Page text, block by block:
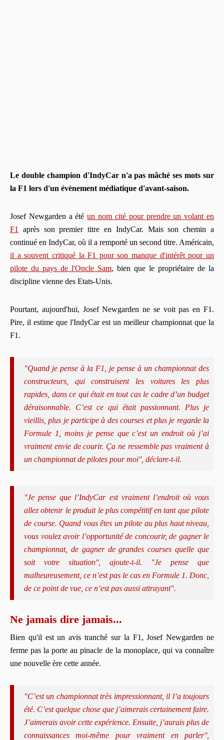
Le double champion d'IndyCar n'a pas mâché ses mots sur
la F1 lors d'un évènement médiatique d'avant-saison.
Josef Newgarden a étéun nom cité pour prendre un volant en
F1
après son premier titre en IndyCar. Mais son chemin a
continué en IndyCar, où il a remporté un second titre. Américain,
il a souvent critiqué la F1 pour son manque d'intérêt pour un
pilote du pays de l'Oncle Sam, bien que le propriétaire de la
discipline vienne des Etats-Unis.
Pourtant, aujourd'hui, Josef Newgarden ne se voit pas en F1.
Pire, il estime que l'IndyCar est un meilleur championnat que la
F1.
"Quand je pense à la F1, je pense à un championnat des
constructeurs, qui construisent les voitures les plus
rapides, dans ce qui était en tout cas le cadre d’un budget
déraisonnable. C’est ce qui était passionnant. Plus je
vieillis, plus je participe à des courses et plus je regarde la
Formule 1, moins je pense que c’est un endroit où j’ai
vraiment envie de courir. Ça ne ressemble pas vraiment à
un championnat de pilotes pour moi'', déclare-t-il.
"Je pense que l’IndyCar est vraiment l’endroit où vous
allez obtenir le produit le plus compétitif en tant que pilote
de course. Quand vous êtes un pilote au plus haut niveau,
vous voulez avoir l’opportunité de concourir, de gagner le
championnat, de gagner de grandes courses quelle que
soit votre situation'', ajoute-t-il. "Je pense que
malheureusement, ce n’est pas le cas en Formule 1. Donc,
de ce point de vue, ce n’est pas aussi attrayant".
Ne jamais dire jamais...
Bien qu'il est un avis tranché sur la F1, Josef Newgarden ne
ferme pas la porte au pinacle de la monoplace, qui va connaître
une nouvelle ère cette année.
"C’est un championnat très impressionnant, il l’a toujours
été. C’est quelque chose que j’aimerais certainement faire.
J’aimerais avoir cette expérience. Ensuite, j’aurais plus de
connaissances moi-même pour vraiment en parler'',